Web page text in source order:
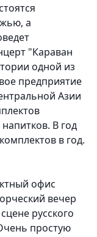
а
"Караван
одной из
предприятие
Азии
В год
в год.
офис
вечер
русского
простую